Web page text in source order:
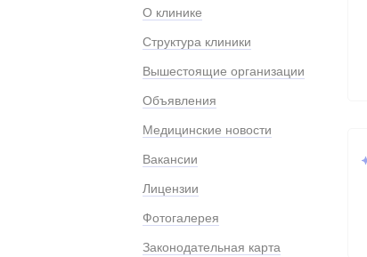
О клинике
Структура клиники
Вышестоящие организации
Объявления
Медицинские новости
Вакансии
Лицензии
Фотогалерея
Законодательная карта